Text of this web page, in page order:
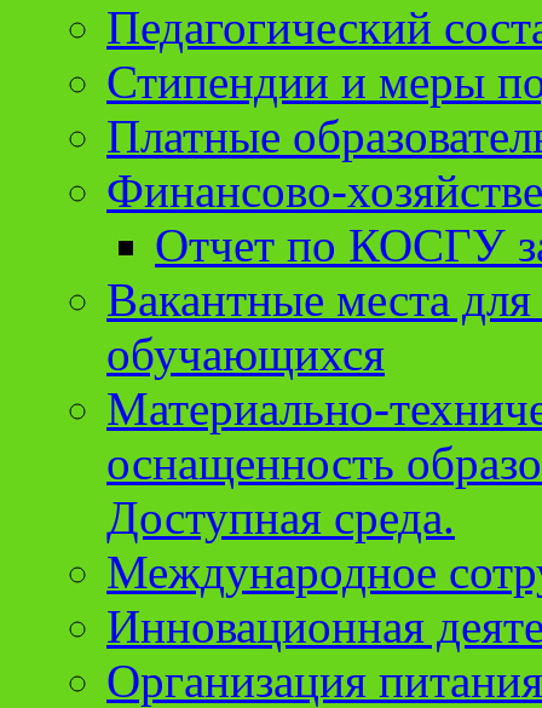
Педагогический
Стипендии и меры
Платные
Финансово-
Отчет по КОСГУ
Вакантные места
обучающихся
Материально-
оснащенность
Доступная среда.
Международное
Инновационная
Организация